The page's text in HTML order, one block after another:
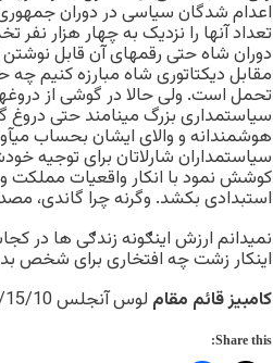
اعدام شدگان سیاسی در دوران
تعداد آنها را نزدیک به چهار هزار
دوران شاه حتی رقمهای آن قابل
مقابل دیکتاتوری شاه مبارزه کنیم
تحمل است. ولی حالا در گوشی از
سیاستمداری بزرگ مینامند حتی دروغ
هوشمندانه و والای ایشان بحساب
سیاستمداران شارلاتان برای توجیه
کوشش نمود با انکار واقعیات
استبدادی بکشد. وگرنه چرا گاندی،
نمیدانم ارزش اینګونه زندګی ها در
اینکار زشت چه افتخاری برای شخص
کامبیز قائم مقام لوس آنجلس 15/10/ 5
Share this: